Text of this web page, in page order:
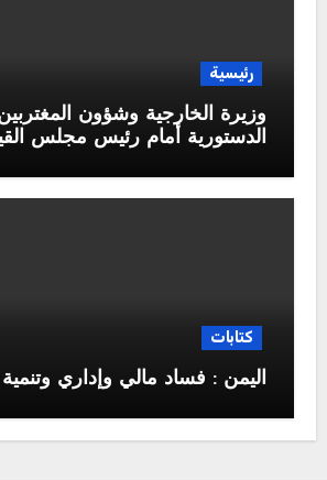
رئيسية
وزيرة الخارجية وشؤون
الدستورية أمام رئيس مجلس
كتابات
اليمن : فساد مالي وإداري